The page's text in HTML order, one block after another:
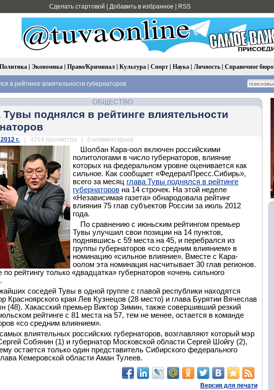
Сделать стартовой Добавить в избранное RSS
Политика| Экономика| Право/Криминал| Культура| Спорт| Наука| Личность| Справочное бюро
в рейтинге влиятельности губернаторов
ОБЩЕСТВО
Тувы поднялся в рейтинге влиятельности
г. | 4264 просмотра | 0 комментариев
Шолбан Кара-оол включен российскими
политологами в число губернаторов, влияние
которых на федеральном уровне оценивается как
сильное. Как сообщает «ФедералПресс.Сибирь»,
всего за месяц глава Тувы поднялся в рейтинге
губернаторов на 14 строчек. На этой неделе
«Независимая газета» обнародовала рейтинг
влияния 75 глав субъектов России за июль 2012
года.
По сравнению с июньским рейтингом премьер
Тувы улучшил свои позиции на 14 пунктов,
поднявшись с 59 места на 45, и перебрался из
группы губернаторов «со средним влиянием» в
номинацию «сильное влияние». Вместе с Кара-
оолом эта номинация насчитывает 30 глав регионов.
рейтингу только «двадцатка» губернаторов «очень сильного
соседей Тувы в одной группе с главой республики находятся
Красноярского края Лев Кузнецов (28 место) и глава Бурятии Вячеслав
(48). Хакасский премьер Виктор Зимин, также совершивший резкий
рейтинге с 81 места на 57, тем не менее, остается в команде
«со средним влиянием».
влиятельных российских губернаторов, возглавляют который мэр
Собянин (1) и губернатор Московской области Сергей Шойгу (2),
остается только один представитель Сибирского федерального
Кемеровской области Аман Тулеев.
Версия для печати